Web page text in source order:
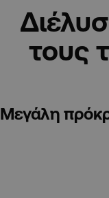
τους
Μεγάλη